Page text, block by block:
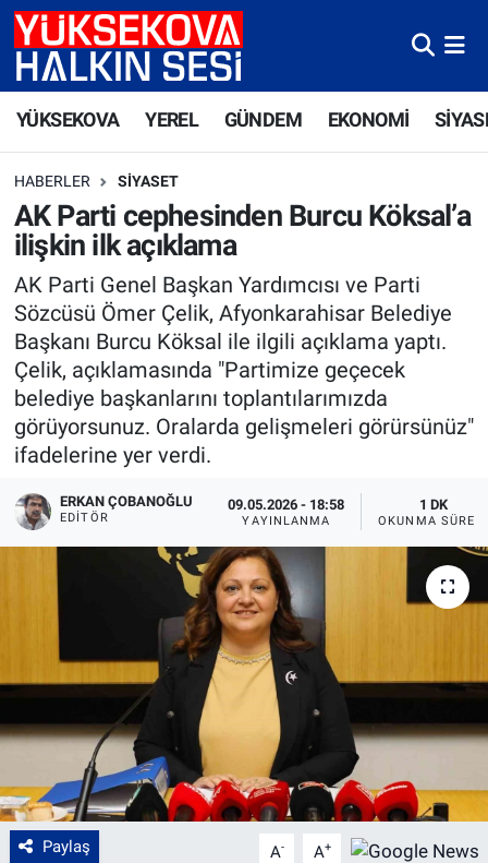
YÜKSEKOVA YEREL GÜNDEM EKONOMİ
HABERLER SIYASET
AK Parti cephesinden Burcu Köksal’a
ilişkin ilk açıklama
AK Parti Genel Başkan Yardımcısı ve Parti
Sözcüsü Ömer Çelik, Afyonkarahisar Belediye
Başkanı Burcu Köksal ile ilgili açıklama yaptı.
Çelik, açıklamasında "Partimize geçecek
belediye başkanlarını toplantılarımızda
görüyorsunuz. Oralarda gelişmeleri görürsünüz"
ifadelerine yer verdi.
ERKAN ÇOBANOĞLU
EDITÖR
09.05.2026 - 18:58
YAYINLANMA
1 DK
OKUNMA SÜRESI
Paylaş A- A+
Yüksekova Nöbetçi Eczaneler
Yüksekova Trafik Yoğunluk Haritası
Süper Lig Puan Durumu ve Fikstür
Tüm Manşetler
Son Dakika Haberleri
Haber Arşivi